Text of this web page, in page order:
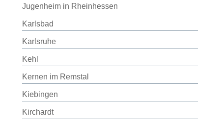
Jugenheim in Rheinhessen
Karlsbad
Karlsruhe
Kehl
Kernen im Remstal
Kiebingen
Kirchardt